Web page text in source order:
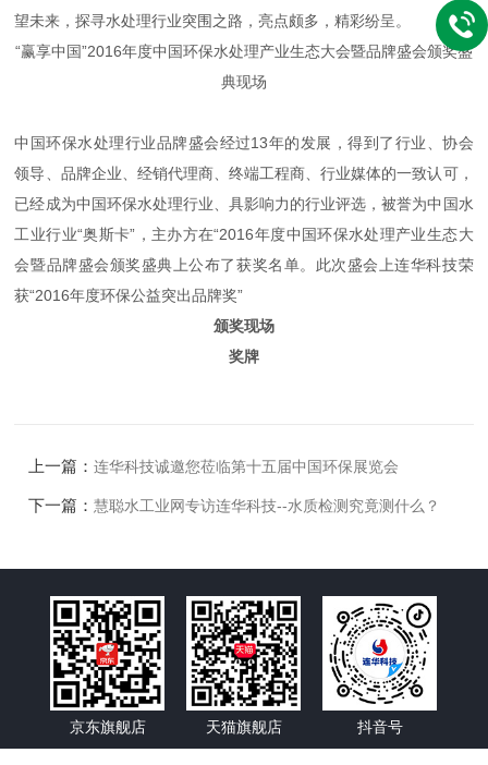
望未来，探寻水处理行业突围之路，亮点颇多，精彩纷呈。
“赢享中国”2016年度中国环保水处理产业生态大会暨品牌盛会颁奖盛
典现场
中国环保水处理行业品牌盛会经过13年的发展，得到了行业、协会
领导、品牌企业、经销代理商、终端工程商、行业媒体的一致认可，
已经成为中国环保水处理行业、具影响力的行业评选，被誉为中国水
工业行业“奥斯卡”，主办方在“2016年度中国环保水处理产业生态大
会暨品牌盛会颁奖盛典上公布了获奖名单。此次盛会上连华科技荣
获“2016年度环保公益突出品牌奖”
颁奖现场
奖牌
上一篇：连华科技诚邀您莅临第十五届中国环保展览会
下一篇：慧聪水工业网专访连华科技--水质检测究竟测什么？
京东旗舰店 天猫旗舰店 抖音号